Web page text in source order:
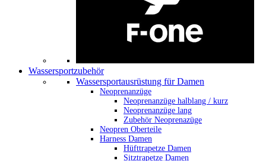
Wassersportzubehör
Wassersportausrüstung für Damen
Neoprenanzüge
Neoprenanzüge halblang / kurz
Neoprenanzüge lang
Zubehör Neoprenazüge
Neopren Oberteile
Harness Damen
Hüfttrapetze Damen
Sitztrapetze Damen